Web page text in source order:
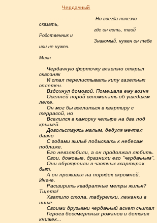
...............Чердачный
.......ююююююююю......Но всегда полезно
сказать,
.......ююююююююю........где он есть, твой
Родственник и
.......ююююююююю........Знакомый, нужен он тебе
или не нужен.
Милн
Чердачную форточку властно открыл
сквозняк
.....И стал перелистывать кипу газетных
сплетен.
.....Вздохнул домовой. Помешала ему возня
.....Осенней порой вспоминать об ушедшем
лете.
.....Он мог бы вселиться в квартиру с
террасой, но
.....Вселился в каморку четыре на два под
крышей.
.....Довольствуясь малым, дедуля мечтал
давно
.....С годами жильё подыскать к небесам
поближе.
.....Его невзлюбили, а он продолжал любить.
.....Свои, домовые, дразнили его "чердачным".
.....Они обустроили в частных квартирах
быт,
.....А он проживал на порядок скромней.
Иначе.
.....Расширить квадратные метры жилья?
Тщета!
Хватило стола, табуретки, лежанки в
нише.
.....Своими друзьями чердачный аскет считал
.....Героев бессмертных романов и детских
книжек...